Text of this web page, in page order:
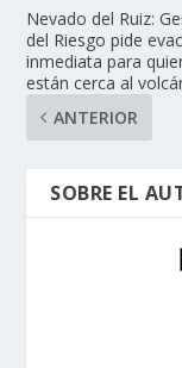
Nevado del Ruiz:
del Riesgo pide
inmediata para
están cerca al
ANTERIOR
SOBRE EL